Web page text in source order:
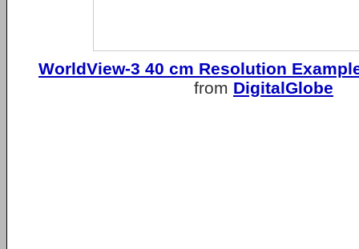
WorldView-3 40 cm Resolution
from DigitalGlobe